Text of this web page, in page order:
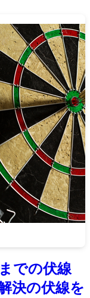
での伏線
決の伏線を